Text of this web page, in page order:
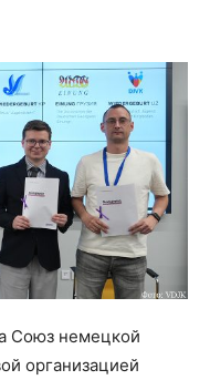
Союз немецкой
организацией